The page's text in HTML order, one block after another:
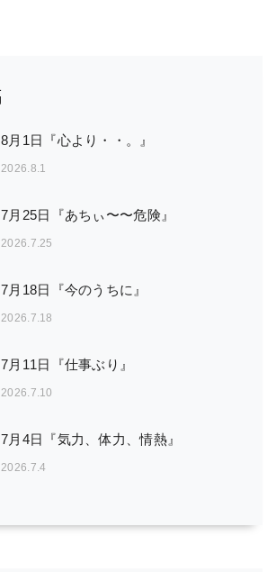
8月1日『心より・・。』
2026.8.1
7月25日『あちぃ〜〜危険』
2026.7.25
7月18日『今のうちに』
2026.7.18
7月11日『仕事ぶり』
2026.7.10
7月4日『気力、体力、情熱』
2026.7.4